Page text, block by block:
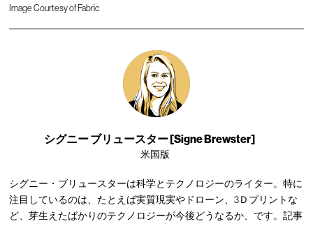
Image Courtesy of Fabric
シグニー ブリュースター [Signe Brewster]
米国版
シグニー・ブリュースターは科学とテクノロジーのライター。特に
注目しているのは、たとえば実質現実やドローン、3Ｄプリントな
ど、芽生えたばかりのテクノロジーが今後どうなるか、です。記事